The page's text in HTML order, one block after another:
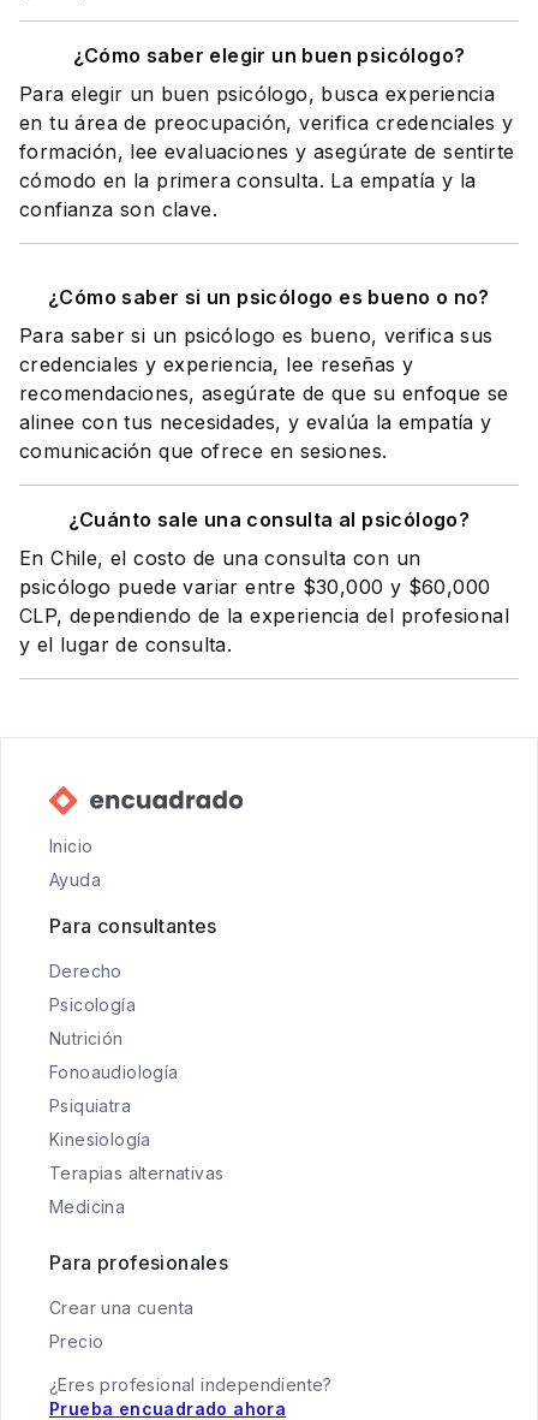
¿Cómo saber elegir un buen psicólogo?
Para elegir un buen psicólogo, busca experiencia
en tu área de preocupación, verifica credenciales y
formación, lee evaluaciones y asegúrate de sentirte
cómodo en la primera consulta. La empatía y la
confianza son clave.
¿Cómo saber si un psicólogo es bueno o no?
Para saber si un psicólogo es bueno, verifica sus
credenciales y experiencia, lee reseñas y
recomendaciones, asegúrate de que su enfoque se
alinee con tus necesidades, y evalúa la empatía y
comunicación que ofrece en sesiones.
¿Cuánto sale una consulta al psicólogo?
En Chile, el costo de una consulta con un
psicólogo puede variar entre $30,000 y $60,000
CLP, dependiendo de la experiencia del profesional
y el lugar de consulta.
Inicio
Ayuda
Para consultantes
Derecho
Psicología
Nutrición
Fonoaudiología
Psiquiatra
Kinesiología
Terapias alternativas
Medicina
Para profesionales
Crear una cuenta
Precio
¿Eres profesional independiente?
Prueba encuadrado ahora